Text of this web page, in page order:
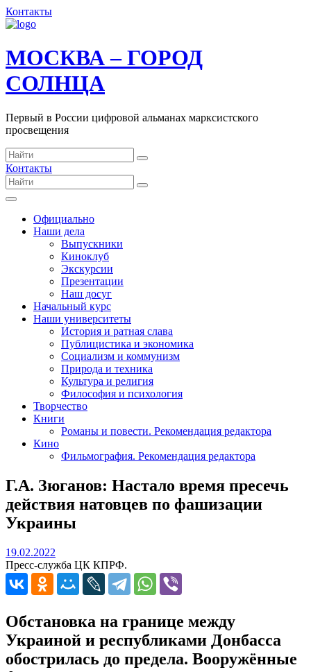
Контакты
МОСКВА – ГОРОД
СОЛНЦА
Первый в России цифровой альманах марксистского
просвещения
Контакты
Официально
Наши дела
Выпускники
Киноклуб
Экскурсии
Презентации
Наш досуг
Начальный курс
Наши университеты
История и ратная слава
Публицистика и экономика
Социализм и коммунизм
Природа и техника
Культура и религия
Философия и психология
Творчество
Книги
Романы и повести. Рекомендация редактора
Кино
Фильмография. Рекомендация редактора
Г.А. Зюганов: Настало время пресечь
действия натовцев по фашизации
Украины
19.02.2022
Пресс-служба ЦК КПРФ.
Обстановка на границе между
Украиной и республиками Донбасса
обострилась до предела. Вооружённые